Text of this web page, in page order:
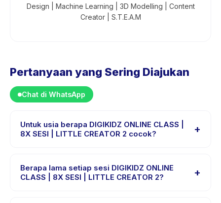
Design | Machine Learning | 3D Modelling | Content
Creator | S.T.E.A.M
Pertanyaan yang Sering Diajukan
Chat di WhatsApp
Untuk usia berapa DIGIKIDZ ONLINE CLASS |
8X SESI | LITTLE CREATOR 2 cocok?
+
dirancang untuk anak usia 6 sampai 6 tahun. Instruktur
menyesuaikan program untuk berbagai tingkat
Berapa lama setiap sesi DIGIKIDZ ONLINE
CLASS | 8X SESI | LITTLE CREATOR 2?
+